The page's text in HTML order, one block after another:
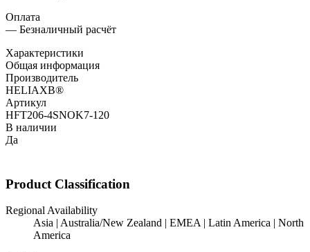
Оплата
— Безналичный расчёт
Характеристики
Общая информация
Производитель
HELIAXВ®
Артикул
HFT206-4SNOK7-120
В наличии
Да
Product Classification
Regional Availability
Asia | Australia/New Zealand | EMEA | Latin America | North
America